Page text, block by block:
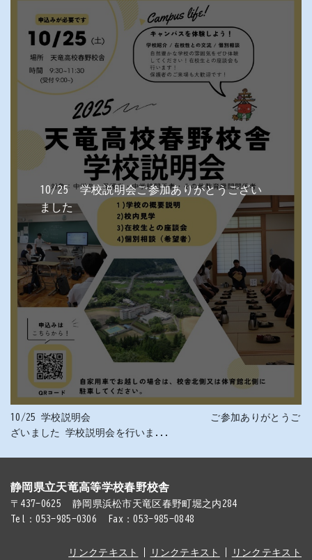
10/25 学校説明会ご参加ありがとうござい
ました
10/25 学校説明会 ご参加ありがとうご
ざいました 学校説明会を行いま...
静岡県立天竜高等学校春野校舎
〒437-0625
静岡県浜松市天竜区春野町堀之内284
Tel：053-985-0306
Fax：053-985-0848
リンクテキスト リンクテキスト リンクテキスト